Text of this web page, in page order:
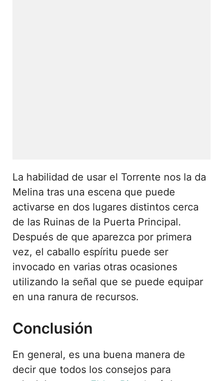
La habilidad de usar el Torrente nos la da
Melina tras una escena que puede
activarse en dos lugares distintos cerca
de las Ruinas de la Puerta Principal.
Después de que aparezca por primera
vez, el caballo espíritu puede ser
invocado en varias otras ocasiones
utilizando la señal que se puede equipar
en una ranura de recursos.
Conclusión
En general, es una buena manera de
decir que todos los consejos para